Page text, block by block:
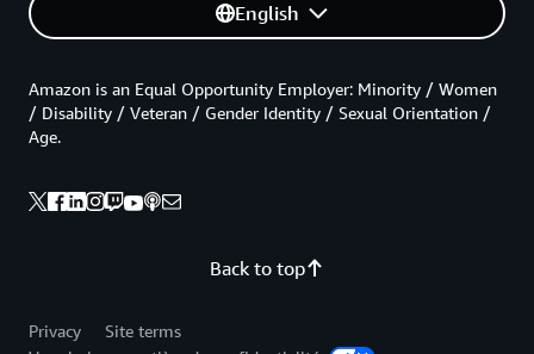
English
Back to top
Amazon is an Equal Opportunity Employer: Minority / Women
/ Disability / Veteran / Gender Identity / Sexual Orientation /
Age.
Privacy
Site terms